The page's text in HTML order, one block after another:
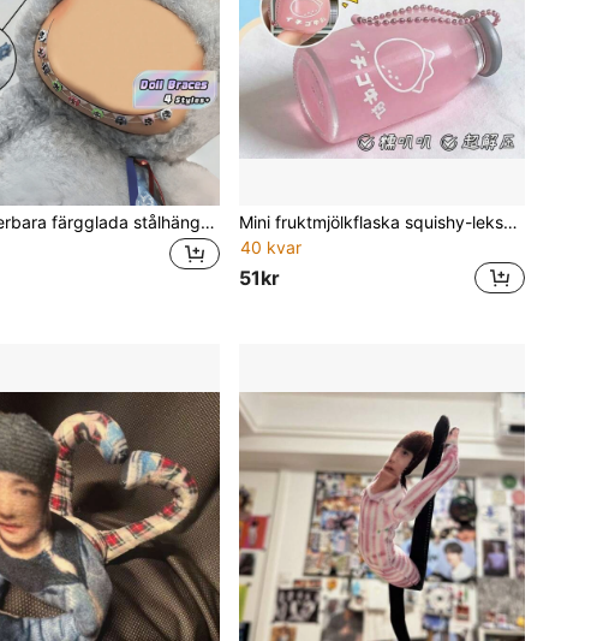
1 st justerbara färgglada stålhängslen dekorativa tänder tillbehör gör-det-själv-kostym för dockor dockhus mode klä upp festgåvor fotorekvisita
Mini fruktmjölkflaska squishy-leksak – realistisk långsamt återhämtande mjölkkopp, nyhetig skrivbordsdekoration, fidget-artikel, assorterade färger, söt squishy för skrivbord/kontor/studentbruk och present, stresslindrande leksak och spel för kontorsmaterialälskare > Hobbys, samlingar, festartiklar > Kreativa leksaker för tonåringar > Stresslindrande leksaker för tonåringar
40 kvar
51kr